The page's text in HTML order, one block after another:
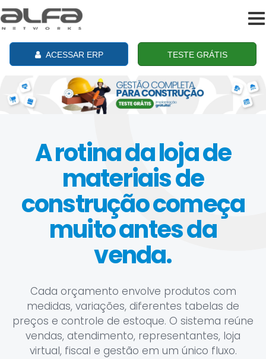
ACESSAR ERP TESTE GRÁTIS
A rotina da loja de
materiais de
construção começa
muito antes da
venda.
Cada orçamento envolve produtos com
medidas, variações, diferentes tabelas de
preços e controle de estoque. O sistema reúne
vendas, atendimento, representantes, loja
virtual, fiscal e gestão em um único fluxo.